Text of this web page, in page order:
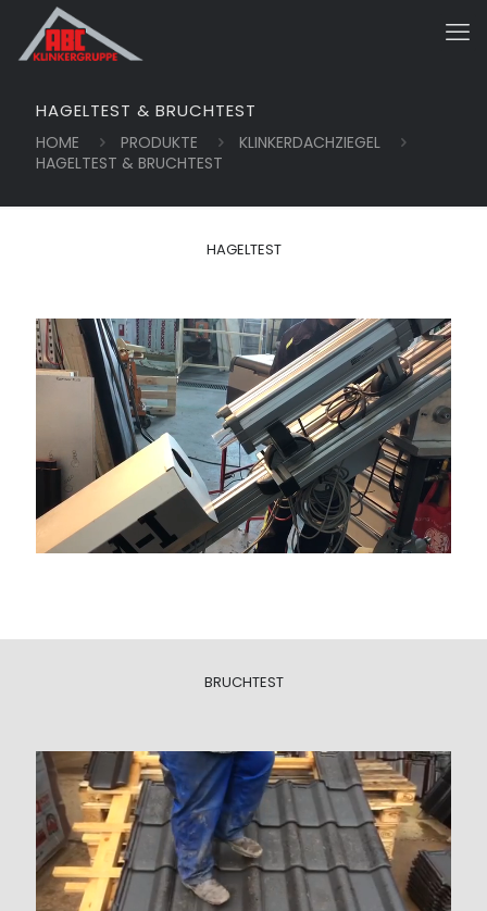
HAGELTEST & BRUCHTEST
HOME PRODUKTE
KLINKERDACHZIEGEL
HAGELTEST & BRUCHTEST
HAGELTEST
BRUCHTEST